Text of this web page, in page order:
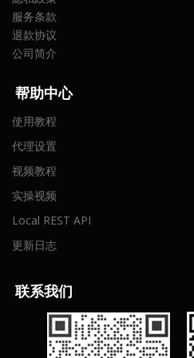
服务条款
退款协议
公司简介
帮助中心
使用教程
代理设置
视频教程
实操视频
Local REST API
更新日志
联系我们